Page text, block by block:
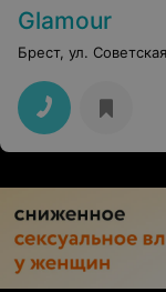
Glamour
Брест, ул.